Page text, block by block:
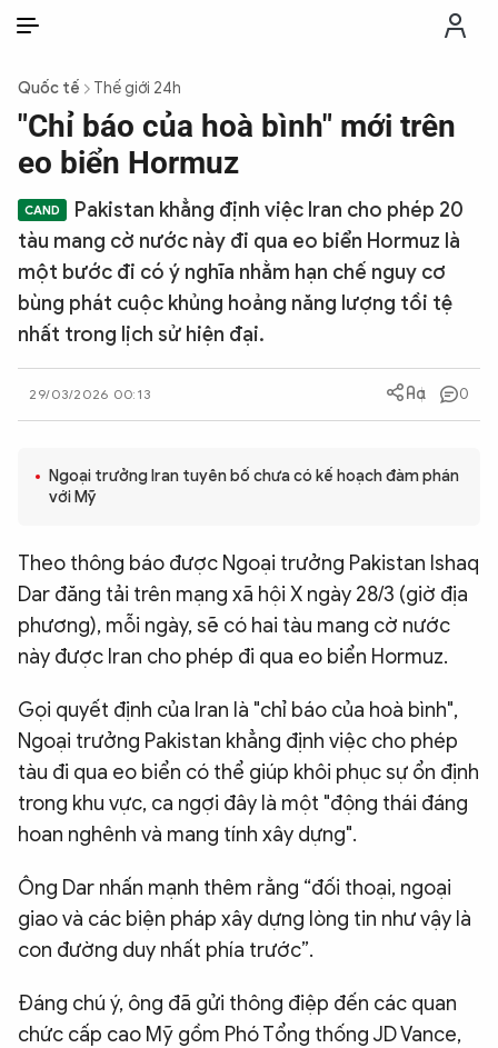
THỜI SỰ
CÔNG AN TRONG LÒNG DÂN
XÃ HỘI
PHÁP LUẬT
VĂN HÓA - THỂ THAO
BẠN ĐỌC & CAND
ĐA PHƯƠNG TIỆN
eMagazine
Podcast
Video Ảnh
Chuyên trang An ninh thế giớiVăn nghệ Công an
Chuyên đề
Quốc tế Thế giới 24h
"Chỉ báo của hoà bình" mới trên
eo biển Hormuz
Pakistan khẳng định việc Iran cho phép 20
tàu mang cờ nước này đi qua eo biển Hormuz là
một bước đi có ý nghĩa nhằm hạn chế nguy cơ
bùng phát cuộc khủng hoảng năng lượng tồi tệ
nhất trong lịch sử hiện đại.
29/03/2026 00:13 0
Ngoại trưởng Iran tuyên bố chưa có kế hoạch đàm phán
với Mỹ
Theo thông báo được Ngoại trưởng Pakistan Ishaq
Dar đăng tải trên mạng xã hội X ngày 28/3 (giờ địa
phương), mỗi ngày, sẽ có hai tàu mang cờ nước
này được Iran cho phép đi qua eo biển Hormuz.
Gọi quyết định của Iran là "chỉ báo của hoà bình",
Ngoại trưởng Pakistan khẳng định việc cho phép
tàu đi qua eo biển có thể giúp khôi phục sự ổn định
trong khu vực, ca ngợi đây là một "động thái đáng
hoan nghênh và mang tính xây dựng".
Ông Dar nhấn mạnh thêm rằng “đối thoại, ngoại
giao và các biện pháp xây dựng lòng tin như vậy là
con đường duy nhất phía trước”.
Đáng chú ý, ông đã gửi thông điệp đến các quan
chức cấp cao Mỹ gồm Phó Tổng thống JD Vance,